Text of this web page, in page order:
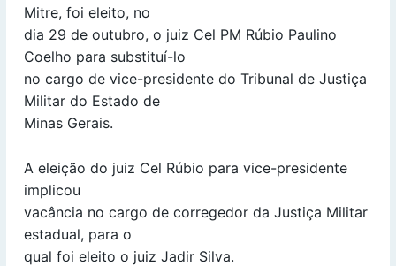
Mitre, foi eleito, no
dia 29 de outubro, o juiz Cel PM Rúbio Paulino
Coelho para substituí-lo
no cargo de vice-presidente do Tribunal de Justiça
Militar do Estado de
Minas Gerais.
A eleição do juiz Cel Rúbio para vice-presidente
implicou
vacância no cargo de corregedor da Justiça Militar
estadual, para o
qual foi eleito o juiz Jadir Silva.